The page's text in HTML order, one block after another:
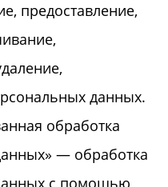
предоставление,
данных.
обработка
— обработка
с помощью